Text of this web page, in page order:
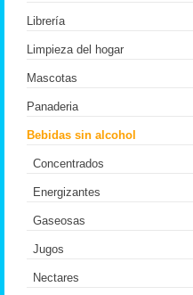
Librería
Limpieza del hogar
Mascotas
Panaderia
Bebidas sin alcohol
Concentrados
Energizantes
Gaseosas
Jugos
Nectares